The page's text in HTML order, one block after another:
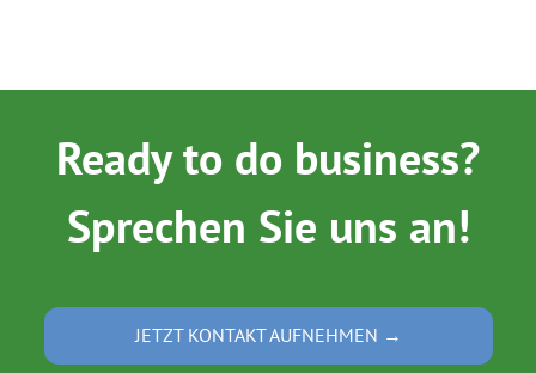
Ready to do business?
Sprechen Sie uns an!
JETZT KONTAKT AUFNEHMEN →